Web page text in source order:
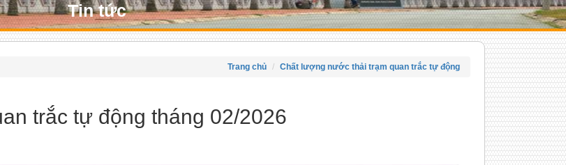
Tin tức
Trang chủ Chất lượng nước thải trạm quan trắc tự động
trắc tự động tháng 02/2026